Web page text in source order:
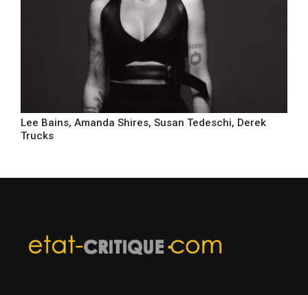
Lee Bains, Amanda Shires, Susan Tedeschi, Derek
Trucks